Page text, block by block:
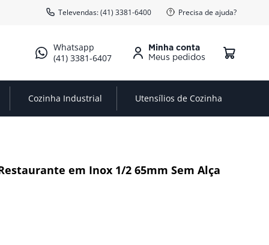
Televendas: (41) 3381-6400 Precisa de ajuda?
(41) 3381-6407
Minha conta
Cozinha Industrial Utensílios de Cozinha
em Inox 1/2 65mm Sem Alça